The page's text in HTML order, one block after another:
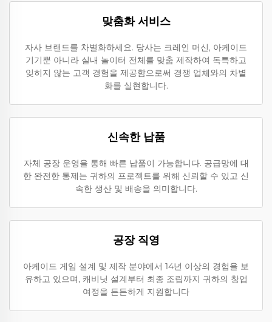
맞춤화 서비스
자사 브랜드를 차별화하세요. 당사는 크레인 머신, 아케이드
기기뿐 아니라 실내 놀이터 전체를 맞춤 제작하여 독특하고
잊히지 않는 고객 경험을 제공함으로써 경쟁 업체와의 차별
화를 실현합니다.
신속한 납품
자체 공장 운영을 통해 빠른 납품이 가능합니다. 공급망에 대
한 완전한 통제는 귀하의 프로젝트를 위해 신뢰할 수 있고 신
속한 생산 및 배송을 의미합니다.
공장 직영
아케이드 게임 설계 및 제작 분야에서 14년 이상의 경험을 보
유하고 있으며, 캐비닛 설계부터 최종 조립까지 귀하의 창업
여정을 든든하게 지원합니다